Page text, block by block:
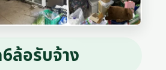
ล้อรับจ้าง